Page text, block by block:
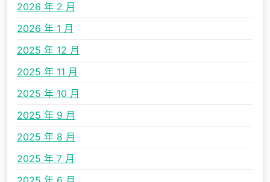
2026 年 2 月
2026 年 1 月
2025 年 12 月
2025 年 11 月
2025 年 10 月
2025 年 9 月
2025 年 8 月
2025 年 7 月